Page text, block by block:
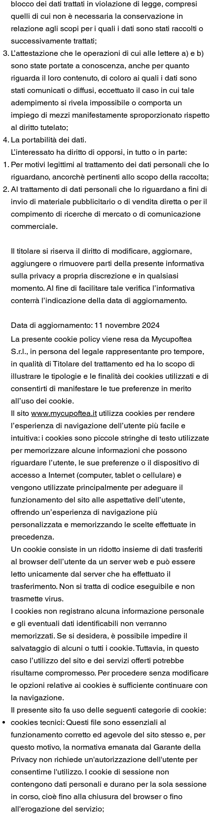
blocco dei dati trattati in violazione di legge, compresi
quelli di cui non è necessaria la conservazione in
relazione agli scopi per i quali i dati sono stati raccolti o
successivamente trattati;
L’attestazione che le operazioni di cui alle lettere a) e b)
sono state portate a conoscenza, anche per quanto
riguarda il loro contenuto, di coloro ai quali i dati sono
stati comunicati o diffusi, eccettuato il caso in cui tale
adempimento si rivela impossibile o comporta un
impiego di mezzi manifestamente sproporzionato rispetto
al diritto tutelato;
La portabilità dei dati.
L’interessato ha diritto di opporsi, in tutto o in parte:
Per motivi legittimi al trattamento dei dati personali che lo
riguardano, ancorchè pertinenti allo scopo della raccolta;
Al trattamento di dati personali che lo riguardano a fini di
invio di materiale pubblicitario o di vendita diretta o per il
compimento di ricerche di mercato o di comunicazione
commerciale.
Il titolare si riserva il diritto di modificare, aggiornare,
aggiungere o rimuovere parti della presente informativa
sulla privacy a propria discrezione e in qualsiasi
momento. Al fine di facilitare tale verifica l’informativa
conterrà l’indicazione della data di aggiornamento.
Data di aggiornamento: 11 novembre 2024
La presente cookie policy viene resa da Mycupoftea
S.r.l., in persona del legale rappresentante pro tempore,
in qualità di Titolare del trattamento ed ha lo scopo di
illustrare le tipologie e le finalità dei cookies utilizzati e di
consentirti di manifestare le tue preferenze in merito
all’uso dei cookie.
Il sitowww.mycupoftea.itutilizza cookies per rendere
l’esperienza di navigazione dell’utente più facile e
intuitiva: i cookies sono piccole stringhe di testo utilizzate
per memorizzare alcune informazioni che possono
riguardare l’utente, le sue preferenze o il dispositivo di
accesso a Internet (computer, tablet o cellulare) e
vengono utilizzate principalmente per adeguare il
funzionamento del sito alle aspettative dell’utente,
offrendo un’esperienza di navigazione più
personalizzata e memorizzando le scelte effettuate in
precedenza.
Un cookie consiste in un ridotto insieme di dati trasferiti
al browser dell’utente da un server web e può essere
letto unicamente dal server che ha effettuato il
trasferimento. Non si tratta di codice eseguibile e non
trasmette virus.
I cookies non registrano alcuna informazione personale
e gli eventuali dati identificabili non verranno
memorizzati. Se si desidera, è possibile impedire il
salvataggio di alcuni o tutti i cookie. Tuttavia, in questo
caso l’utilizzo del sito e dei servizi offerti potrebbe
risultarne compromesso. Per procedere senza modificare
le opzioni relative ai cookies è sufficiente continuare con
la navigazione.
Il presente sito fa uso delle seguenti categorie di cookie:
cookies tecnici: Questi file sono essenziali al
funzionamento corretto ed agevole del sito stesso e, per
questo motivo, la normativa emanata dal Garante della
Privacy non richiede un'autorizzazione dell'utente per
consentirne l'utilizzo. I cookie di sessione non
contengono dati personali e durano per la sola sessione
in corso, cioè fino alla chiusura del browser o fino
all'erogazione del servizio;